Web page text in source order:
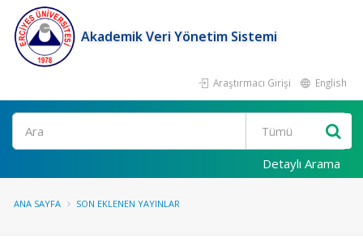
Akademik Veri Yönetim Sistemi
Araştırmacı Girişi English
Ara
Detaylı Arama
ANA SAYFA SON EKLENEN YAYINLAR